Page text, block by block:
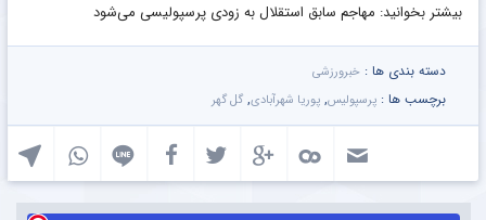
بیشتر بخوانید: مهاجم سابق استقلال به زودی پرسپولیسی می‌شود
دسته بندی ها : خبرورزشی
برچسب ها : پرسپولیس, پوریا شهرآبادی, گل گهر